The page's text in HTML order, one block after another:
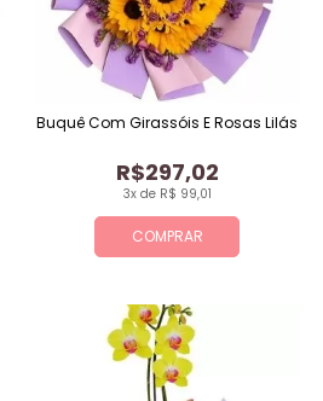
COMPRAR
3x de R$ 99,01
R$297,02
Buquê Com Girassóis E Rosas Lilás